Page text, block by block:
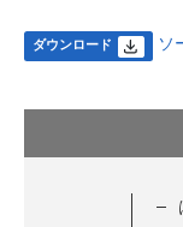
ダウンロード ソ